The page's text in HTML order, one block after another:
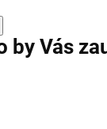
by Vás